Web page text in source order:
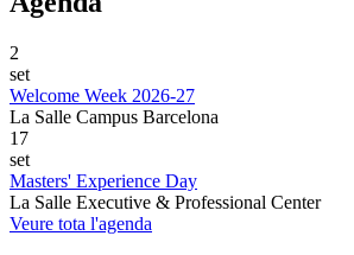
2
set
Welcome Week 2026-27
La Salle Campus Barcelona
17
set
Masters' Experience Day
La Salle Executive & Professional Center
Veure tota l'agenda